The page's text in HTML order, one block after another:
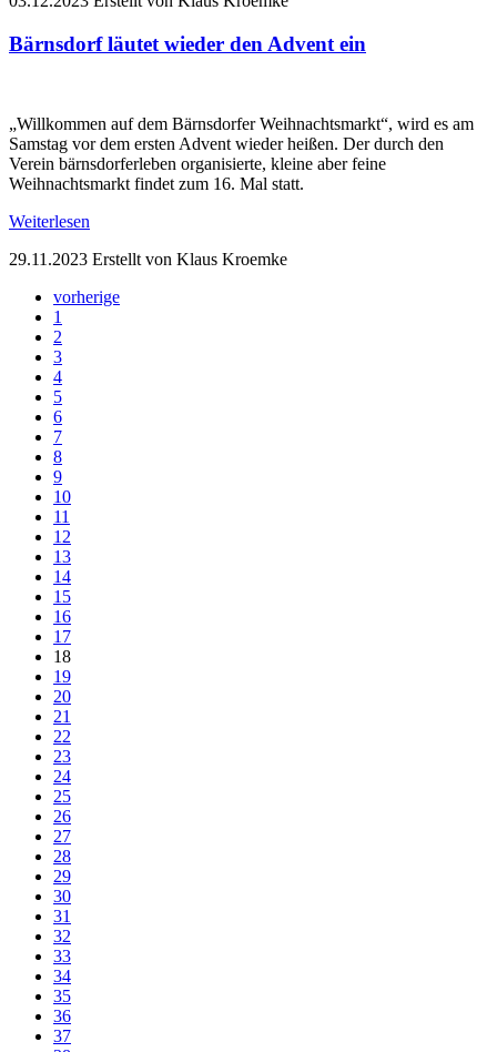
Bärnsdorf läutet wieder den Advent ein
„Willkommen auf dem Bärnsdorfer Weihnachtsmarkt“, wird es am
Samstag vor dem ersten Advent wieder heißen. Der durch den
Verein bärnsdorferleben organisierte, kleine aber feine
Weihnachtsmarkt findet zum 16. Mal statt.
Weiterlesen
29.11.2023 Erstellt von Klaus Kroemke
vorherige
1
2
3
4
5
6
7
8
9
10
11
12
13
14
15
16
17
18
19
20
21
22
23
24
25
26
27
28
29
30
31
32
33
34
35
36
37